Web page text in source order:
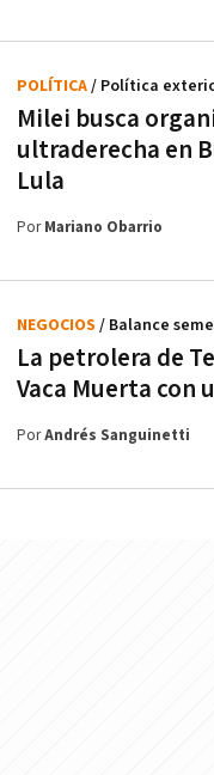
Milei busca
ultraderecha en
Lula
POLÍTICA/ Política
PorMariano Obarrio
La petrolera de
Vaca Muerta con
NEGOCIOS / Balance
PorAndrés Sanguinetti